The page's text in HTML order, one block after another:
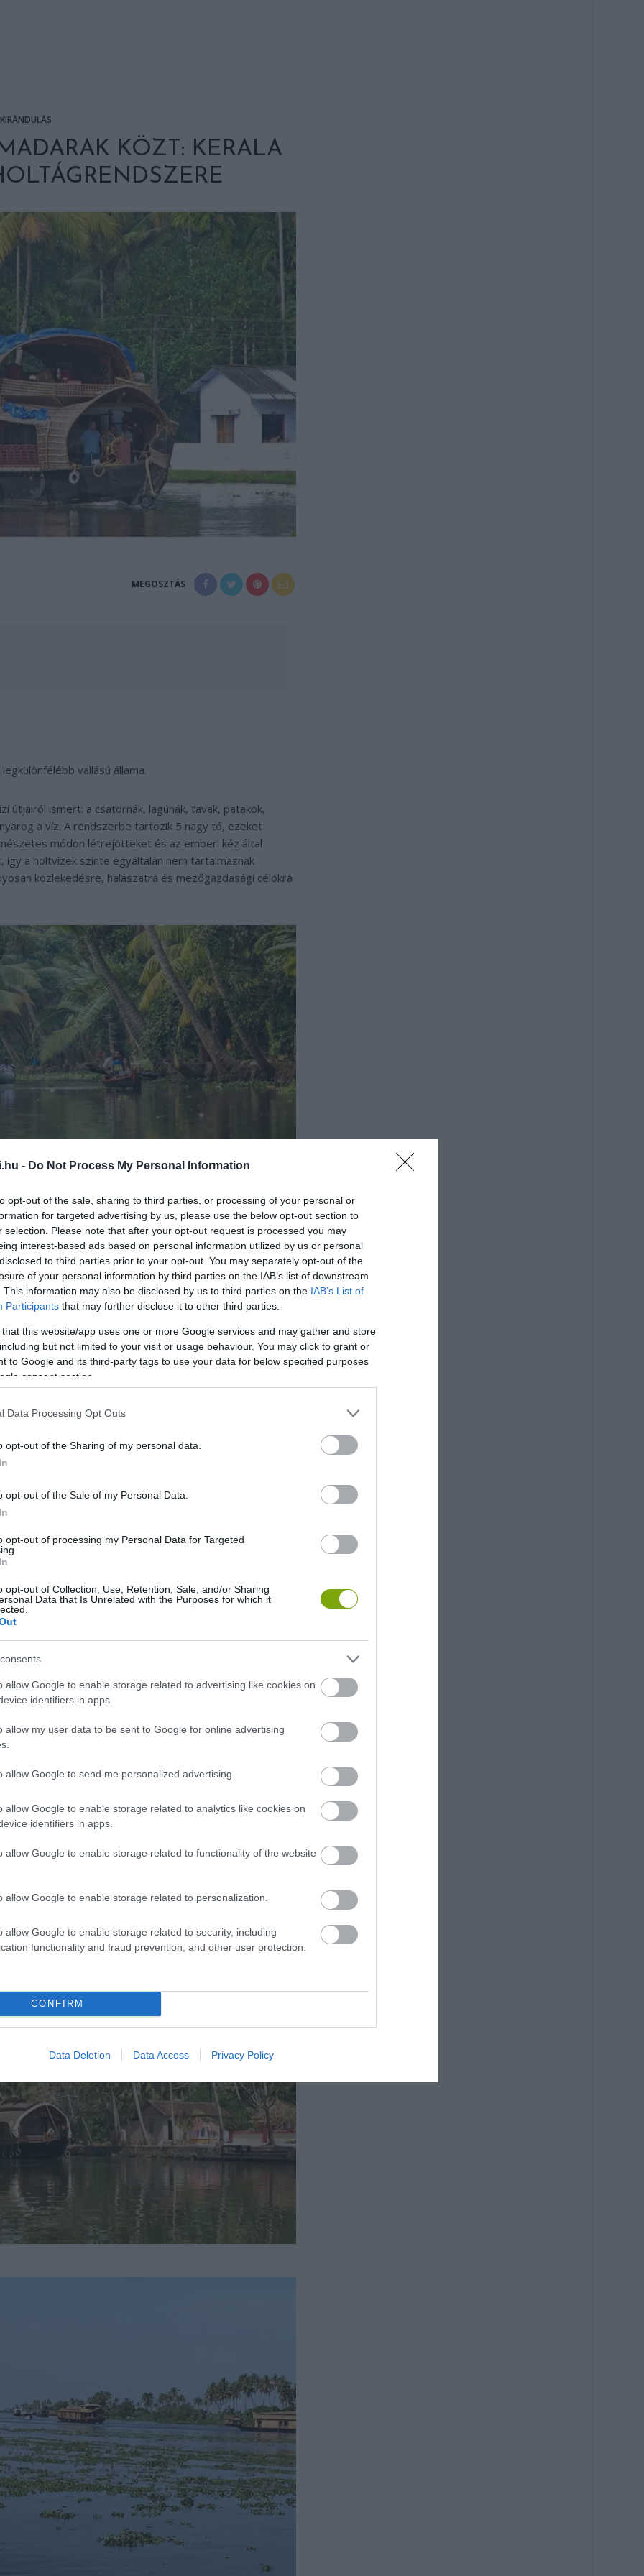
- Do Not Process My Personal Information
opt-out of the sale, sharing to third parties, or processing of your personal or
for targeted advertising by us, please use the below opt-out section to
selection. Please note that after your opt-out request is processed you may
interest-based ads based on personal information utilized by us or personal
to third parties prior to your opt-out. You may separately opt-out of the
of your personal information by third parties on the IAB’s list of downstream
This information may also be disclosed by us to third parties on the IAB’s List of
Participants that may further disclose it to other third parties.
that this website/app uses one or more Google services and may gather and store
but not limited to your visit or usage behaviour. You may click to grant or
to Google and its third-party tags to use your data for below specified purposes
consent section.
Data Processing Opt Outs
opt-out of the Sharing of my personal data.
opt-out of the Sale of my Personal Data.
opt-out of processing my Personal Data for Targeted
opt-out of Collection, Use, Retention, Sale, and/or Sharing
Data that Is Unrelated with the Purposes for which it
allow Google to enable storage related to advertising like cookies on
identifiers in apps.
allow my user data to be sent to Google for online advertising
allow Google to send me personalized advertising.
allow Google to enable storage related to analytics like cookies on
identifiers in apps.
allow Google to enable storage related to functionality of the website
allow Google to enable storage related to personalization.
allow Google to enable storage related to security, including
functionality and fraud prevention, and other user protection.
CONFIRM
Data Deletion Data Access Privacy Policy
KIRÁNDULÁS
KÖZT: KERALA
MEGOSZTÁS
vallású állama.
ismert: a csatornák, lagúnák, tavak, patakok,
a víz. A rendszerbe tartozik 5 nagy tó, ezeket
módon létrejötteket és az emberi kéz által
a holtvizek szinte egyáltalán nem tartalmaznak
közlekedésre, halászatra és mezőgazdasági célokra
remek szórakozást nyújtanak a helyieknek és az ide
nem csak életteret, de megélhetési forrást is kínálnak
és a parti áramlatok hatására alakultak ki, ezek
létre számos folyó torkolatánál. Bizonyos régiókban
be a területre, így megőrizve a vizek